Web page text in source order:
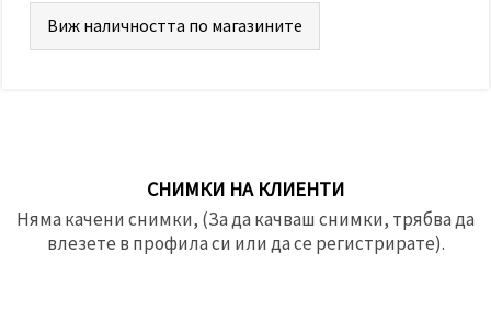
Виж наличността по магазините
СНИМКИ НА КЛИЕНТИ
Няма качени снимки, (За да качваш снимки, трябва да
влезете в профила си или да се регистрирате).